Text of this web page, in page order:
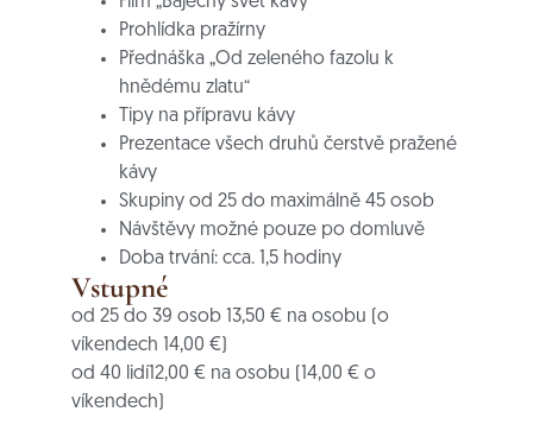
Prohlídka pražírny
Přednáška „Od zeleného fazolu k
hnědému zlatu“
Tipy na přípravu kávy
Prezentace všech druhů čerstvě pražené
kávy
Skupiny od 25 do maximálně 45 osob
Návštěvy možné pouze po domluvě
Doba trvání: cca. 1,5 hodiny
Vstupné
od 25 do 39 osob 13,50 € na osobu (o
víkendech 14,00 €)
od 40 lidí 12,00 € na osobu (14,00 € o
víkendech)